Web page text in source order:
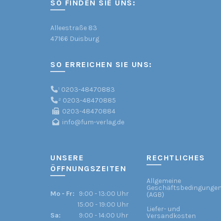
SO FINDEN SIE UNS:
Alleestraße 83
47166 Duisburg
SO ERREICHEN SIE UNS:
¹ 0203-48470883
² 0203-48470885
0203-48470884
info@fum-verlag.de
UNSERE
ÖFFNUNGSZEITEN
Mo - Fr:
9:00 - 13:00 Uhr
15:00 - 19:00 Uhr
Sa:
9:00 - 14:00 Uhr
RECHTLICHES
Allgemeine
(AGB)
Liefer- und
Versandkosten